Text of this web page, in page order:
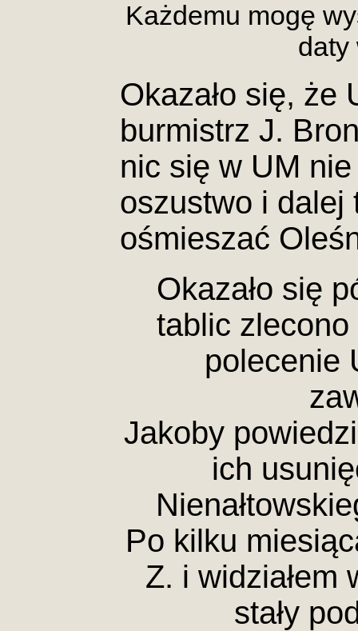
Każdemu mogę
daty
Okazało się, że
burmistrz J.
nic się w UM nie
oszustwo i dalej
ośmieszać
Okazało się
tablic
polecenie
Jakoby
ich
Po kilku
Z. i widziałem
stały